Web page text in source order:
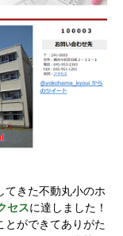
きた不動丸小のホ
セスに達しました！
とができてありがた